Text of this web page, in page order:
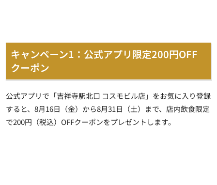
キャンペーン1：公式アプリ限定200円OFF
クーポン
公式アプリで「吉祥寺駅北口 コスモビル店」をお気に入り登録
すると、8月16日（金）から8月31日（土）まで、店内飲食限定
で200円（税込）OFFクーポンをプレゼントします。